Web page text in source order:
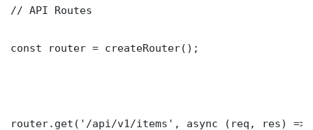
// API Routes
const router = createRouter();
router.get('/api/v1/items', async (req, res) =>